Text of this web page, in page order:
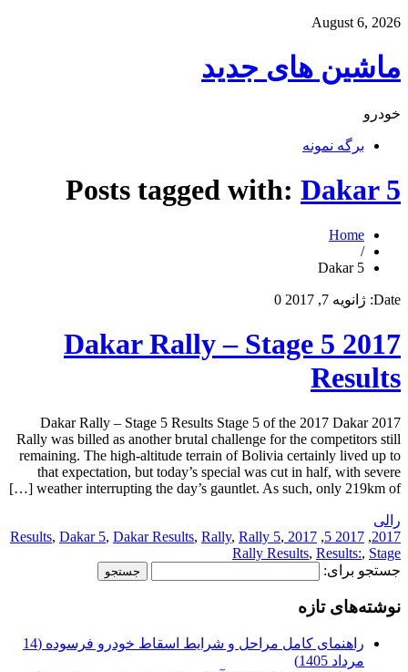
August 6, 2026
ماشین های جدید
خودرو
برگه نمونه
Posts tagged with: Dakar 5
Home
/
Dakar 5
Date: ژانویه 7, 2017 0
2017 Dakar Rally – Stage 5
Results
2017 Dakar Rally – Stage 5 Results Stage 5 of the 2017 Dakar
Rally was billed as another brutal challenge for the competitors still
remaining. The high-altitude terrain of Bolivia certainly lived up to
that expectation, but today’s special was cut in half, with severe
weather interrupting the day’s gauntlet. As such, only 219km of […]
رالی
2017
,
2017 5
,
2017 Results
, Dakar 5, Dakar Results, Rally, Rally 5,
Rally Results, Results:, Stage
جستجو برای:
نوشته‌های تازه
راهنمای کامل مراحل و شرایط اسقاط خودرو فرسوده (14
مرداد 1405)